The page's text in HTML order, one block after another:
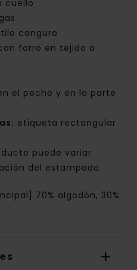
cuello
canguro
forro en tejido a
el pecho y en la parte
etiqueta rectangular
puede variar
del estampado
70% algodón, 30%